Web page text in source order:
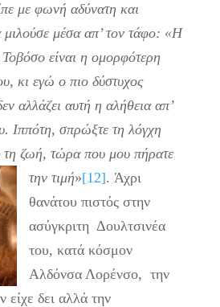
με φωνή αδύνατη και
μιλούσε μέσα απ’ τον τάφο: «Η
είναι η ομορφότερη
κι εγώ ο πιο δύστυχος
αλλάζει αυτή η αλήθεια απ’
Ιππότη, σπρώξτε τη λόγχη
τη ζωή, τώρα που μου πήρατε
την τιμή»[12]. Άχρι
θανάτου πιστός στην
ασύγκριτη Δουλτσινέα
του, κατά κόσμον
Αλδόνσα Λορένσο, την
είχε δει αλλά την